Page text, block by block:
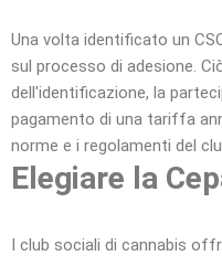
Una volta identificato un
sul processo di adesione.
dell'identificazione, la
pagamento di una tariffa
norme e i regolamenti del
Elegiare la
I club sociali di cannabis